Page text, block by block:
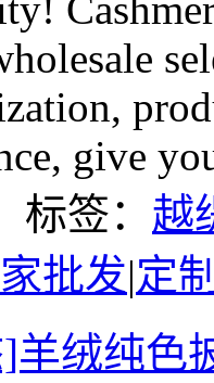
give
标签： 越
批发|定
羊绒纯